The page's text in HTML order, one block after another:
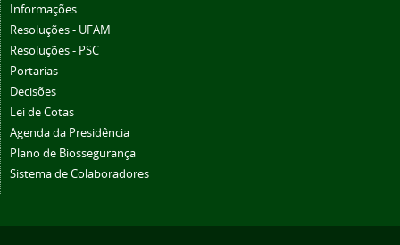
Informações
Resoluções - UFAM
Resoluções - PSC
Portarias
Decisões
Lei de Cotas
Agenda da Presidência
Plano de Biossegurança
Sistema de Colaboradores